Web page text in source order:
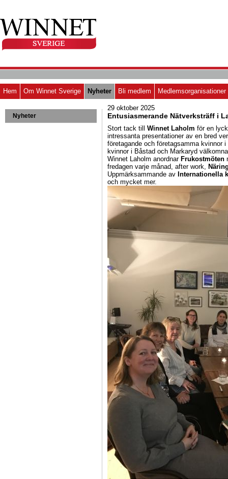
Hem Om Winnet Sverige Nyheter Bli medlem Medlemsorganisationer
Nyheter
29 oktober 2025
Entusiasmerande Nätverksträff i
Stort tack till Winnet Laholm för en
intressanta presentationer av en bred
företagande och företagsamma kvinnor
kvinnor i Båstad och Markaryd
Winnet Laholm anordnar Frukostmöten
fredagen varje månad, after work,
Uppmärksammande av Internationella
och mycket mer.